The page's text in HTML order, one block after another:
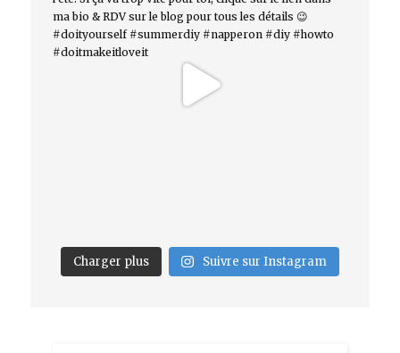
Charger plus Suivre sur Instagram